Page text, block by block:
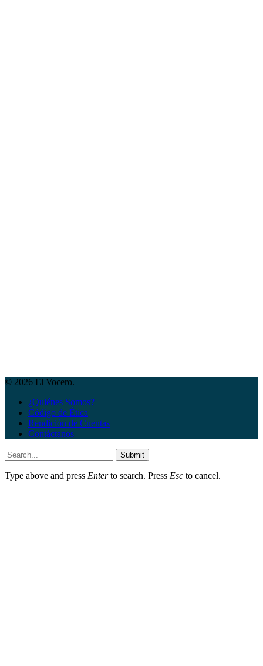
© 2026 El Vocero.
¿Quiénes Somos?
Código de Ética
Rendición de Cuentas
Contáctanos
Submit
Type above and press Enterto search. Press Esc to cancel.